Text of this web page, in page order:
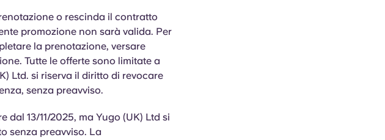
o rescinda il contratto
promozione non sarà valida. Per
la prenotazione, versare
Tutte le offerte sono limitate a
Ltd. si riserva il diritto di revocare
senza preavviso.
13/11/2025, ma Yugo (UK) Ltd si
senza preavviso. La